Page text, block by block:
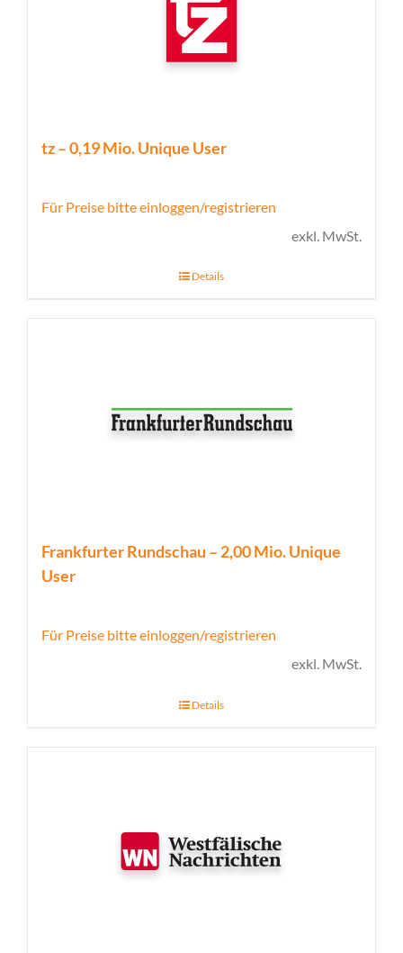
tz – 0,19 Mio. Unique User
Für Preise bitte einloggen/registrieren
exkl. MwSt.
Details
Frankfurter Rundschau – 2,00 Mio. Unique
User
Für Preise bitte einloggen/registrieren
exkl. MwSt.
Details